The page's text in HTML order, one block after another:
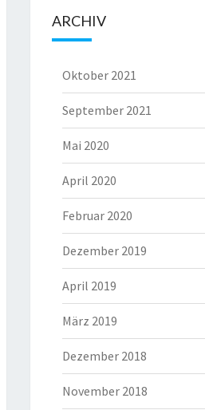
ARCHIV
Oktober 2021
September 2021
Mai 2020
April 2020
Februar 2020
Dezember 2019
April 2019
März 2019
Dezember 2018
November 2018